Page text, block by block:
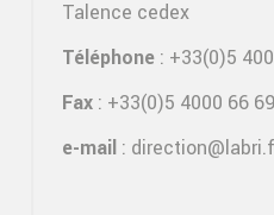
Talence cedex
Téléphone : +33(0)5
Fax : +33(0)5 4000 66 69
e-mail :